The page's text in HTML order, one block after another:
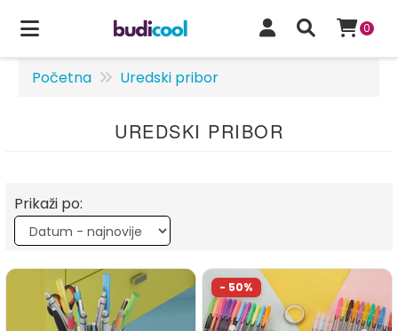
0
Početna Uredski pribor
UREDSKI PRIBOR
Prikaži po: